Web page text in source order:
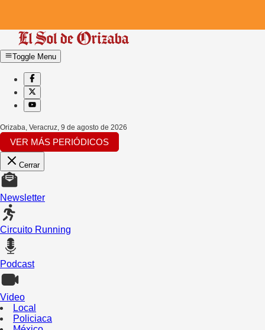
Toggle Menu
Orizaba, Veracruz, 9 de agosto de 2026
VER MÁS PERIÓDICOS
Cerrar
Newsletter
Circuito Running
Podcast
Video
Local
Policiaca